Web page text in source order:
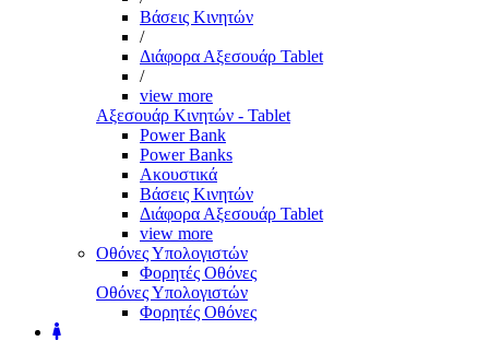
Βάσεις Κινητών
/
Διάφορα Αξεσουάρ Tablet
/
view more
Αξεσουάρ Κινητών - Tablet
Power Bank
Power Banks
Ακουστικά
Βάσεις Κινητών
Διάφορα Αξεσουάρ Tablet
view more
Οθόνες Υπολογιστών
Φορητές Οθόνες
Οθόνες Υπολογιστών
Φορητές Οθόνες